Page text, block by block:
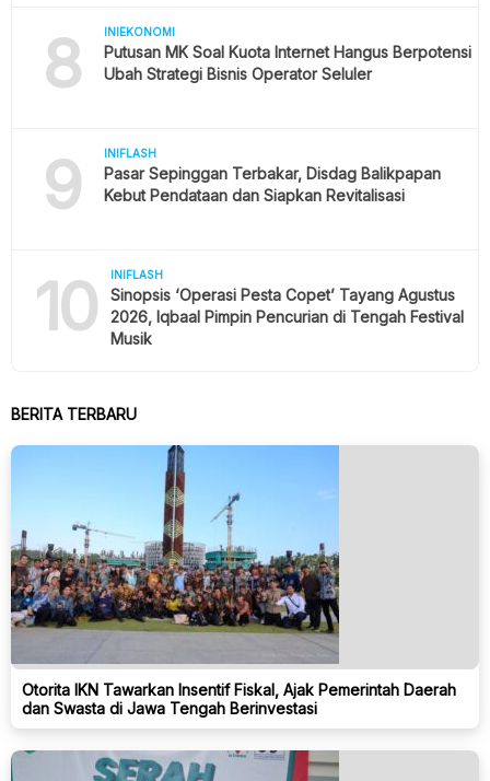
8 INIEKONOMI
Putusan MK Soal Kuota Internet Hangus Berpotensi
Ubah Strategi Bisnis Operator Seluler
9 INIFLASH
Pasar Sepinggan Terbakar, Disdag Balikpapan
Kebut Pendataan dan Siapkan Revitalisasi
10 INIFLASH
Sinopsis ‘Operasi Pesta Copet’ Tayang Agustus
2026, Iqbaal Pimpin Pencurian di Tengah Festival
Musik
BERITA TERBARU
Otorita IKN Tawarkan Insentif Fiskal, Ajak Pemerintah Daerah
dan Swasta di Jawa Tengah Berinvestasi